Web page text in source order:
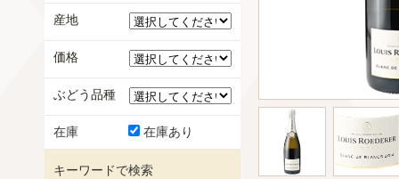
産地
価格
ぶどう品種
在庫 在庫あり
キーワードで検索